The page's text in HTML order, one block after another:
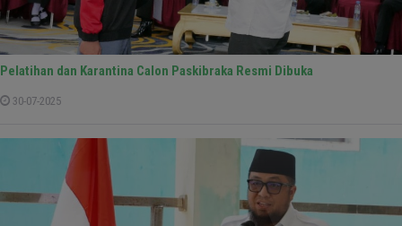
Pelatihan dan Karantina Calon Paskibraka Resmi Dibuka
30-07-2025